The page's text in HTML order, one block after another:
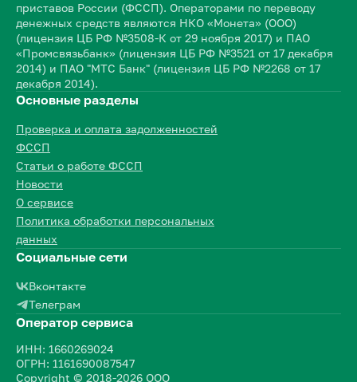
приставов России (ФССП). Операторами по переводу
денежных средств являются НКО «Монета» (ООО)
(лицензия ЦБ РФ №3508-К от 29 ноября 2017) и ПАО
«Промсвязьбанк» (лицензия ЦБ РФ №3521 от 17 декабря
2014) и ПАО "МТС Банк" (лицензия ЦБ РФ №2268 от 17
декабря 2014).
Основные разделы
Проверка и оплата задолженностей
ФССП
Статьи о работе ФССП
Новости
О сервисе
Политика обработки персональных
данных
Социальные сети
Вконтакте
Телеграм
Оператор сервиса
ИНН: 1660269024
ОГРН: 1161690087547
Copyright © 2018-2026 ООО